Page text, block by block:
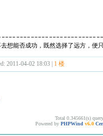
想能否成功，既然选择了远方，便
2011-04-02 18:03 | 1 楼
Total 0.345661(s)
Powered by PHPWind v6.0